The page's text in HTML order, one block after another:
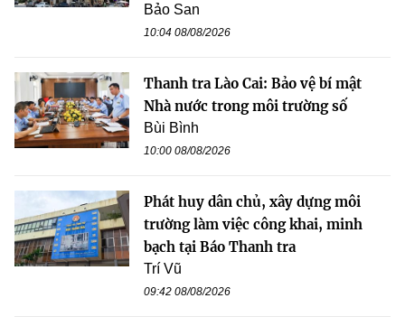
Bảo San
10:04 08/08/2026
Thanh tra Lào Cai: Bảo vệ bí mật
Nhà nước trong môi trường số
Bùi Bình
10:00 08/08/2026
Phát huy dân chủ, xây dựng môi
trường làm việc công khai, minh
bạch tại Báo Thanh tra
Trí Vũ
09:42 08/08/2026